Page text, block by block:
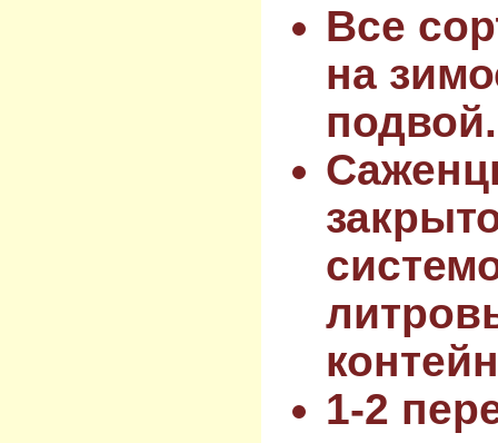
Все
на
подвой.
1-2